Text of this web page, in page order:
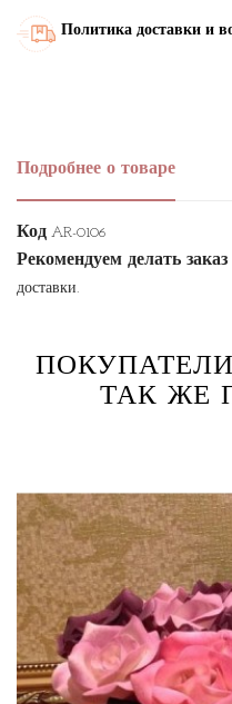
Политика доставки и
Подробнее о товаре
Код AR-0106
Рекомендуем делать
доставки.
ТАК ЖЕ